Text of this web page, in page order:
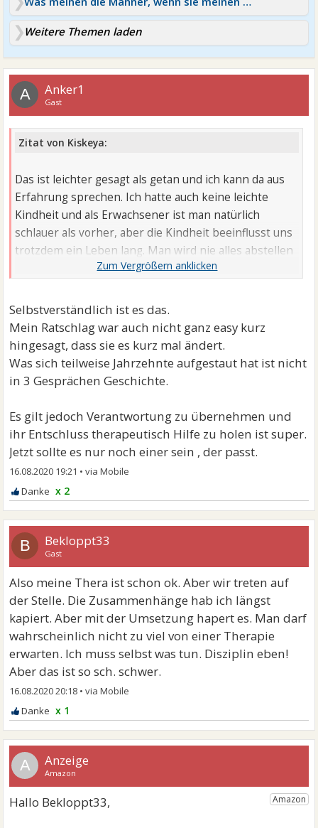
Weitere Themen laden
A Anker1
Gast
Zitat von Kiskeya:
Das ist leichter gesagt als getan und ich kann da aus
Erfahrung sprechen. Ich hatte auch keine leichte
Kindheit und als Erwachsener ist man natürlich
schlauer als vorher, aber die Kindheit beeinflusst uns
trotzdem ein Leben lang. Man wird nie alles abstellen
Man kann Verhaltensweisen und Denkweisen ändern,
aber das ist auch sehr schwer. Meine Mutter gab mir
als Kind immer das Gefühl, dass ich nichts wert bin,
eine Belastung bin, eine schlechte Tochter bin etc.
Heute weiß ich, dass ich sehr wohl etwas wert und
einzigartig bin, aber bis dahin war es ein steiniger
Weg.
Ich habe auch Männer angezogen, die mir nicht gut
taten und die Kindheit war einer der Gründe.
einfach mal daher sagen. Ich wünsche der TE das sie
es schafft und später eine glückliche Beziehung haben
wird.
Selbstverständlich ist es das.
Mein Ratschlag war auch nicht ganz easy kurz
hingesagt, dass sie es kurz mal ändert.
Was sich teilweise Jahrzehnte aufgestaut hat ist nicht
in 3 Gesprächen Geschichte.
Es gilt jedoch Verantwortung zu übernehmen und
ihr Entschluss therapeutisch Hilfe zu holen ist super.
Jetzt sollte es nur noch einer sein , der passt.
16.08.2020 19:21 •
x 2
B Bekloppt33
Gast
Also meine Thera ist schon ok. Aber wir treten auf
der Stelle. Die Zusammenhänge hab ich längst
kapiert. Aber mit der Umsetzung hapert es. Man darf
wahrscheinlich nicht zu viel von einer Therapie
erwarten. Ich muss selbst was tun. Disziplin eben!
Aber das ist so sch. schwer.
16.08.2020 20:18 •
x 1
A